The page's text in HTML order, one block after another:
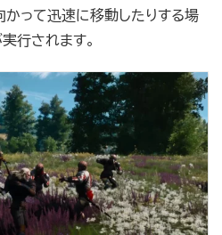
かって迅速に移動したりする場
行されます。